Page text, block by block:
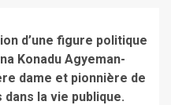
d’une figure politique
Konadu Agyeman-
dame et pionnière de
la vie publique.